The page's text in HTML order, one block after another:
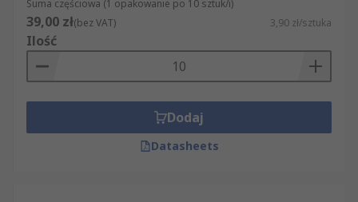
Suma częściowa (1 opakowanie po 10 sztuk/i)
39,00 zł(bez VAT) 3,90 zł/sztuka
Ilość
Dodaj
Datasheets